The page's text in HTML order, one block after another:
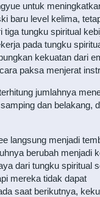
untuk
baru level kelima,
tiga tungku spiritual
pada tungku
kekuatan dari
paksa menjerat
jumlahnya
dan belakang,
langsung menjadi
berubah menjadi
dari tungku spiritual
mereka tidak dapat
saat berikutnya,